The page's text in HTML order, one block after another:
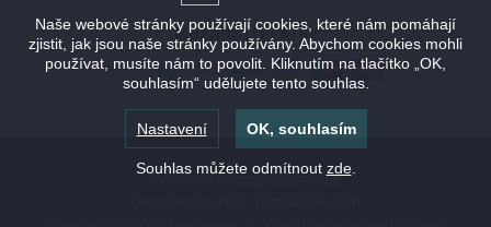
MOŽNOSTI PLATBY
Powered bynopCommerce
Naše webové stránky používají cookies, které nám pomáhají
zjistit, jak jsou naše stránky používány. Abychom cookies mohli
používat, musíte nám to povolit. Kliknutím na tlačítko „OK,
souhlasím“ udělujete tento souhlas.
Nastavení OK, souhlasím
Souhlas můžete odmítnout zde.